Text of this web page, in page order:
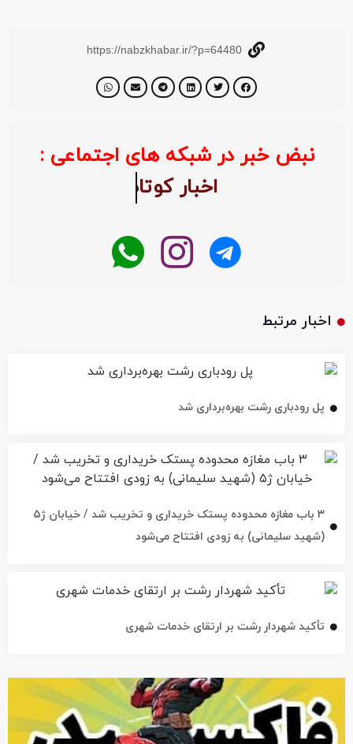
https://nabzkhabar.ir/?p=64480
نبض خبر در شبکه های اجتماعی :
اخبار کوتاه
اخبار مرتبط
پل رودباری رشت بهره‌برداری شد
۳ باب مغازه محدوده پستک خریداری و تخریب شد / خیابان ژ۵
(شهید سلیمانی) به زودی افتتاح می‌شود
تأکید شهردار رشت بر ارتقای خدمات شهری